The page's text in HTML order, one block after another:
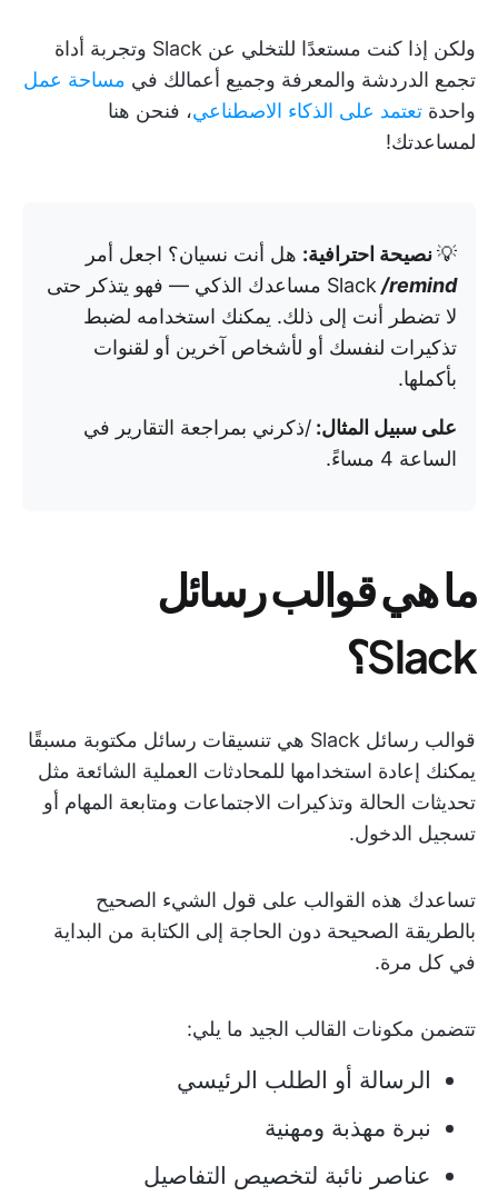
ولكن إذا كنت مستعدًا للتخلي عن Slack وتجربة أداة
تجمع الدردشة والمعرفة وجميع أعمالك في مساحة عمل
واحدة تعتمد على الذكاء الاصطناعي، فنحن هنا
لمساعدتك!
💡نصيحة احترافية: هل أنت نسيان؟ اجعل أمر
Slack /remind
مساعدك الذكي — فهو يتذكر حتى
لا تضطر أنت إلى ذلك. يمكنك استخدامه لضبط
تذكيرات لنفسك أو لأشخاص آخرين أو لقنوات
بأكملها.
على سبيل المثال: /ذكرني بمراجعة التقارير في
الساعة 4 مساءً.
ما هي قوالب رسائل
Slack؟
قوالب رسائل Slack هي تنسيقات رسائل مكتوبة مسبقًا
يمكنك إعادة استخدامها للمحادثات العملية الشائعة مثل
تحديثات الحالة وتذكيرات الاجتماعات ومتابعة المهام أو
تسجيل الدخول.
تساعدك هذه القوالب على قول الشيء الصحيح
بالطريقة الصحيحة دون الحاجة إلى الكتابة من البداية
في كل مرة.
تتضمن مكونات القالب الجيد ما يلي:
الرسالة أو الطلب الرئيسي
نبرة مهذبة ومهنية
عناصر نائبة لتخصيص التفاصيل